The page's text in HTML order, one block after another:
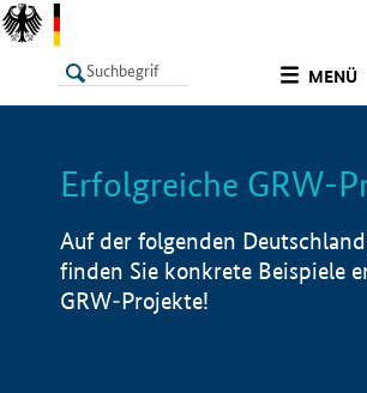
MENÜ
LISTE
Erfolgreiche GRW-
Auf der folgenden
finden Sie konkrete Beispiele
GRW-Projekte!